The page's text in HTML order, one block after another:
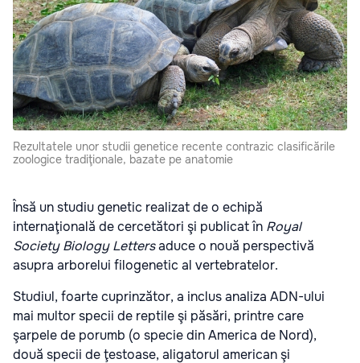
Rezultatele unor studii genetice recente contrazic clasificările
zoologice tradiţionale, bazate pe anatomie
Însă un studiu genetic realizat de o echipă
internaţională de cercetători şi publicat în Royal
Society Biology Lettersaduce o nouă perspectivă
asupra arborelui filogenetic al vertebratelor.
Studiul, foarte cuprinzător, a inclus analiza ADN-ului
mai multor specii de reptile şi păsări, printre care
şarpele de porumb (o specie din America de Nord),
două specii de ţestoase, aligatorul american şi